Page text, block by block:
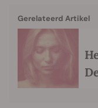
Gerelateerd Artikel